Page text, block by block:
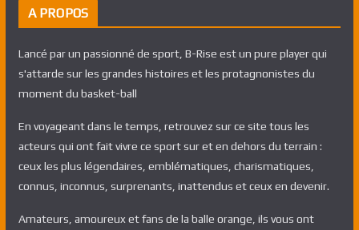
A PROPOS
Lancé par un passionné de sport, B-Rise est un pure player qui
s'attarde sur les grandes histoires et les protagnonistes du
moment du basket-ball
En voyageant dans le temps, retrouvez sur ce site tous les
acteurs qui ont fait vivre ce sport sur et en dehors du terrain :
ceux les plus légendaires, emblématiques, charismatiques,
connus, inconnus, surprenants, inattendus et ceux en devenir.
Amateurs, amoureux et fans de la balle orange, ils vous ont